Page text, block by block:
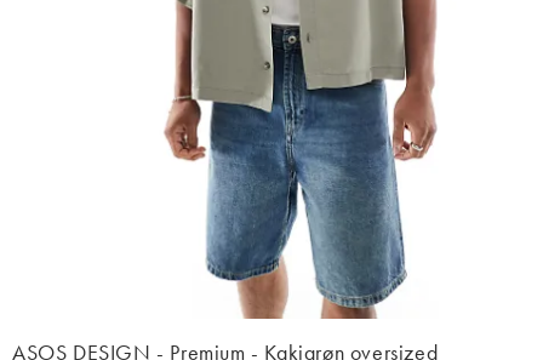
ASOS DESIGN - Premium - Kakigrøn oversized